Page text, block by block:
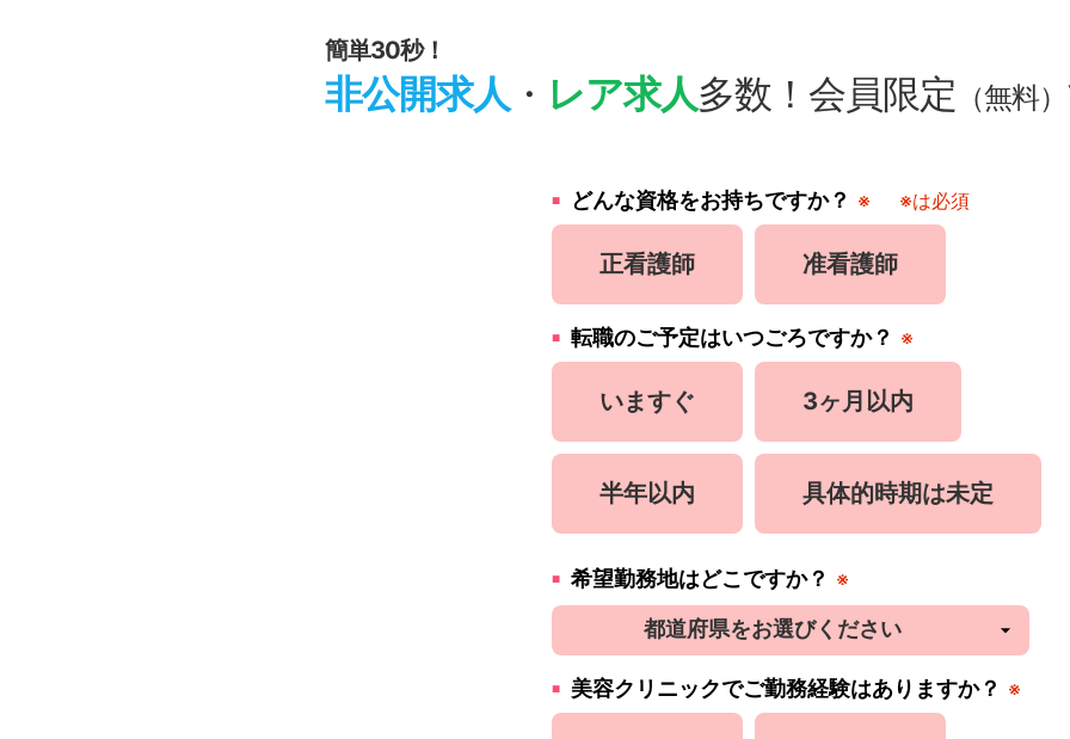
簡単30秒！
非公開求人 ・ レア求人多数！会員限定 （無料）
どんな資格をお持ちですか？ ※ ※は必須
正看護師 准看護師
転職のご予定はいつごろですか？ ※
いますぐ 3ヶ月以内
半年以内 具体的時期は未定
希望勤務地はどこですか？ ※
美容クリニックでご勤務経験はありますか？ ※